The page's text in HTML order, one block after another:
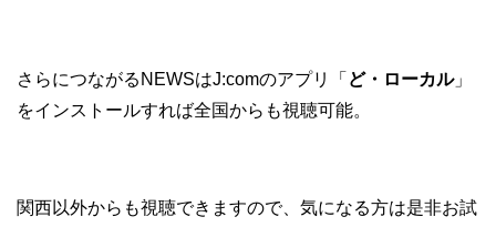
さらにつながるNEWSはJ:comのアプリ「 ど・ローカル」
をインストールすれば全国からも視聴可能。
関西以外からも視聴できますので、気になる方は是非お試